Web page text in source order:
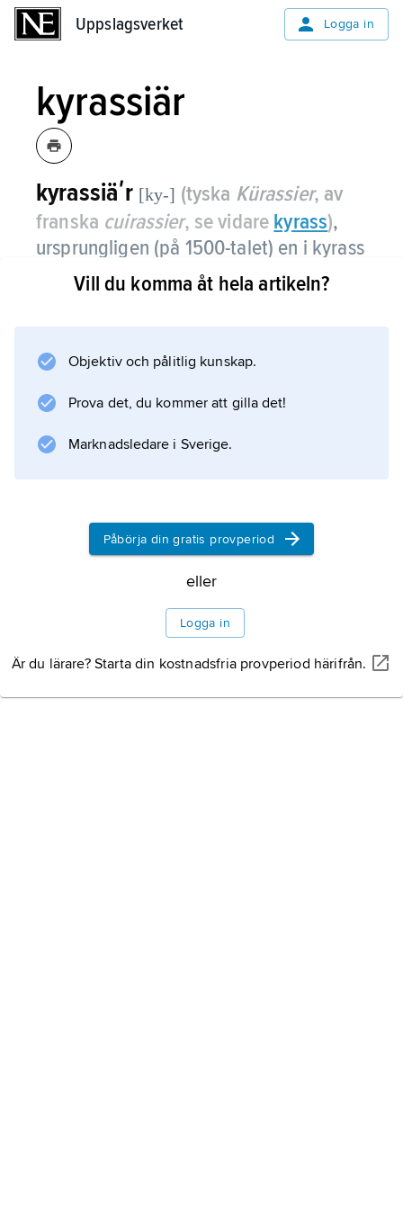
Uppslagsverket Logga in
kyrassiär
kyrassiäʹr [ky-] (tyska Kürassier, av
franska cuirassier, se vidare kyrass),
ursprungligen (på 1500-talet) en i kyrass
klädd ryttare i tungt kavalleri.
kyrassiärer från 1620-talet. Den första av de
1815) benämndes
Livregementets kyrassiärkår
Information om artikeln
Vill du komma åt hela artikeln?
Objektiv och pålitlig kunskap.
Prova det, du kommer att gilla det!
Marknadsledare i Sverige.
Påbörja din gratis provperiod
eller
Logga in
Är du lärare? Starta din kostnadsfria provperiod härifrån.